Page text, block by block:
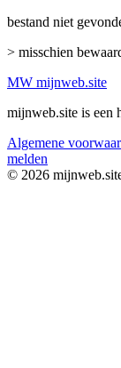
bestand niet
> misschien
MW mijnweb.site
mijnweb.site is een
Algemene
melden
© 2026